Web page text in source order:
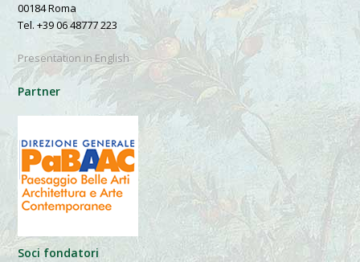
00184 Roma
Tel. +39 06 48777 223
Presentation in English
Partner
Soci fondatori